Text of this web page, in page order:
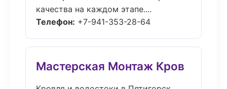
качества на каждом этапе....
Телефон: +7-941-353-28-64
Мастерская Монтаж Кров